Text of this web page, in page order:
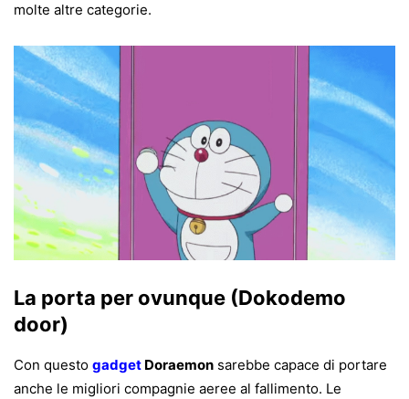
molte altre categorie.
La porta per ovunque (Dokodemo
door)
Con questo gadget Doraemon sarebbe capace di portare
anche le migliori compagnie aeree al fallimento. Le